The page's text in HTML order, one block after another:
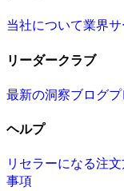
当社について業界
リーダークラブ
最新の洞察ブログ
ヘルプ
リセラーになる注
事項